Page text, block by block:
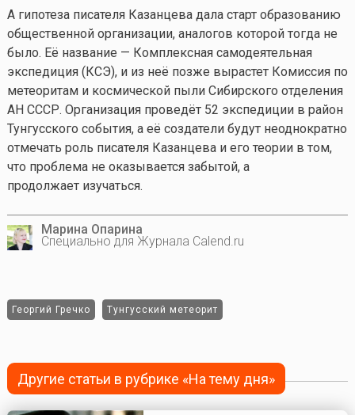
А гипотеза писателя Казанцева дала старт образованию
общественной организации, аналогов которой тогда не
было. Её название — Комплексная самодеятельная
экспедиция (КСЭ), и из неё позже вырастет Комиссия по
метеоритам и космической пыли Сибирского отделения
АН СССР. Организация проведёт 52 экспедиции в район
Тунгусского события, а её создатели будут неоднократно
отмечать роль писателя Казанцева и его теории в том,
что проблема не оказывается забытой, а
продолжает изучаться.
Марина Опарина
Специально для Журнала Calend.ru
Георгий Гречко Тунгусский метеорит
Другие статьи в рубрике «На тему дня»